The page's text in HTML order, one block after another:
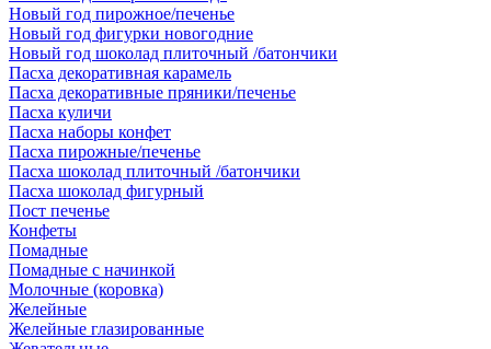
Новый год пирожное/печенье
Новый год фигурки новогодние
Новый год шоколад плиточный /батончики
Пасха декоративная карамель
Пасха декоративные пряники/печенье
Пасха куличи
Пасха наборы конфет
Пасха пирожные/печенье
Пасха шоколад плиточный /батончики
Пасха шоколад фигурный
Пост печенье
Конфеты
Помадные
Помадные с начинкой
Молочные (коровка)
Желейные
Желейные глазированные